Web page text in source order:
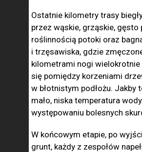
Ostatnie kilometry trasy
przez wąskie, grząskie, gęsto
roślinnością potoki oraz
i trzęsawiska, gdzie
kilometrami nogi wielokrotnie
się pomiędzy korzeniami
w błotnistym podłożu. Jakby
mało, niska temperatura
występowaniu bolesnych
W końcowym etapie, po
grunt, każdy z zespołów